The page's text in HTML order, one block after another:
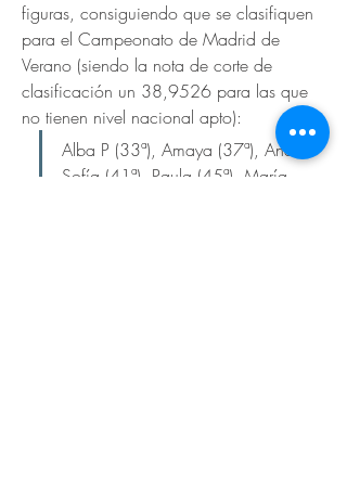
figuras, consiguiendo que se clasifiquen
para el Campeonato de Madrid de
Verano (siendo la nota de corte de
clasificación un 38,9526 para las que
no tienen nivel nacional apto):
Alba P (33ª), Amaya (37ª), Ana
Sofía (41ª), Paula (45ª), María